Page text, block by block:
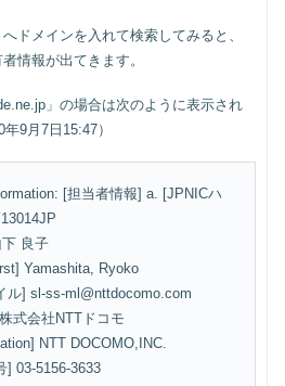
ドメインを入れて検索してみると、
情報が出てきます。
」の場合は次のように表示され
9月7日15:47）
[担当者情報] a. [JPNICハ
良子
Yamashita, Ryoko
ル] sl-ss-ml@nttdocomo.com
式会社NTTドコモ
NTT DOCOMO,INC.
] 03-5156-3633